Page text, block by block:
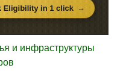
и инфраструктуры